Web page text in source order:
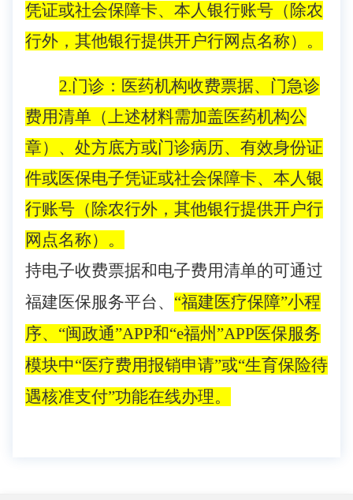
凭证或社会保障卡、 本人银行账号（ 除农
行外， 其他银行提供开户行网点名称） 。
2.门诊：医药机构收费票据、门急诊
费用清单 （上述材料需加盖医药机构公
章） 、处方底方或门诊病历、 有效身份证
件或医保电子凭证或社会保障卡、 本人银
行账号（ 除农行外， 其他银行提供开户行
网点名称）。
持电子收费票据和电子费用清单的可通过
福建医保服务平台、 “福建医疗保障”小程
序、“闽政通”APP和“e福州”APP医保服务
模块中“医疗费用报销申请”或“生育保险待
遇核准支付”功能在线办理。